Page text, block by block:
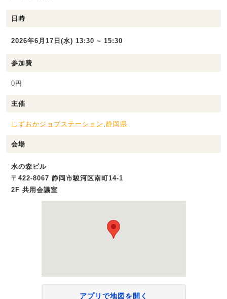
日時
2026年6月17日(水) 13:30 ~ 15:30
参加費
0円
主催
しずおかジョブステーション 静岡県
会場
水の森ビル
〒422-8067 静岡市駿河区南町14‐1
2F 共用会議室
アプリで地図を開く